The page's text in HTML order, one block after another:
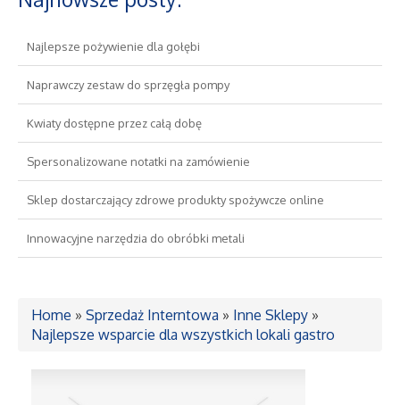
Drzwi i Okna
Nieruchomości, Działki
Domy, Mieszkania
Wykształcenie
Kursy Językowe
Najlepsze pożywienie dla gołębi
Naprawczy zestaw do sprzęgła pompy
Kwiaty dostępne przez całą dobę
Spersonalizowane notatki na zamówienie
Sklep dostarczający zdrowe produkty spożywcze online
Innowacyjne narzędzia do obróbki metali
Home » Sprzedaż Interntowa » Inne Sklepy »
Najlepsze wsparcie dla wszystkich lokali gastro